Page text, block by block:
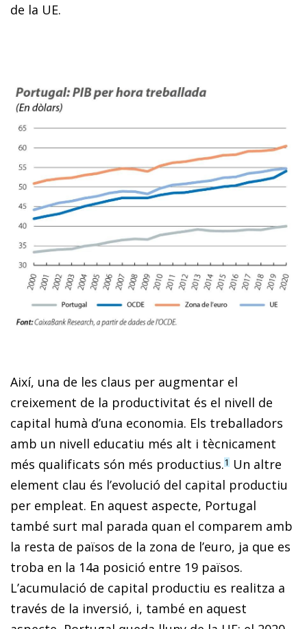
de la UE.
Així, una de les claus per augmentar el
creixement de la productivitat és el nivell de
capital humà d’una economia. Els treballadors
amb un nivell educatiu més alt i tècnicament
més qualificats són més productius.1 Un altre
element clau és l’evolució del capital productiu
per empleat. En aquest aspecte, Portugal
també surt mal parada quan el comparem amb
la resta de països de la zona de l’euro, ja que es
troba en la 14a posició entre 19 països.
L’acumulació de capital productiu es realitza a
través de la inversió, i, també en aquest